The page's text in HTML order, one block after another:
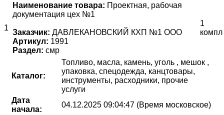
1
Наименование товара: Проектная, рабочая
документация цех №1
Заказчик: ДАВЛЕКАНОВСКИЙ КХП №1 ООО
Артикул: 1991
Раздел: смр
1
компл
Каталог:
Топливо, масла, камень, уголь , мешок ,
упаковка, спецодежда, канцтовары,
инструменты, расходники, прочие
услуги
Дата
начала:
04.12.2025 09:04:47 (Время московское)